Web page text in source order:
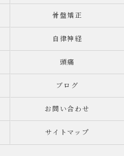
骨盤矯正
自律神経
頭痛
ブログ
お問い合わせ
サイトマップ